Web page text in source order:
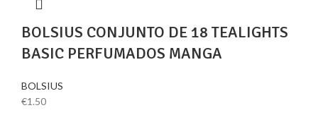
BOLSIUS CONJUNTO DE 18 TEALIGHTS
BASIC PERFUMADOS MANGA
BOLSIUS
€1.50